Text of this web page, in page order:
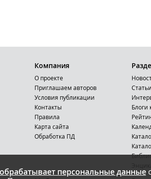
обрабатывает персональные данные
Компания
О проекте
Приглашаем авторов
Условия публикации
Контакты
Правила
Карта сайта
Обработка ПД
Статьи
Блоги